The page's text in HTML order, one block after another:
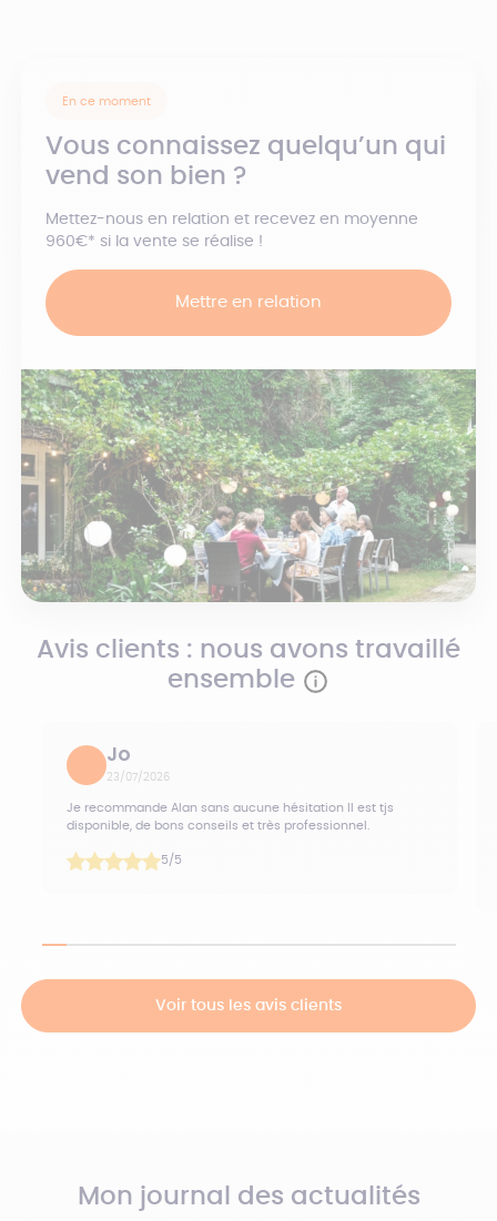
En ce moment
Vous connaissez quelqu’un qui
vend son bien ?
Mettez-nous en relation et recevez en moyenne
960€* si la vente se réalise !
Mettre en relation
Avis clients : nous avons travaillé
ensemble
Jo
23/07/2026
Je recommande Alan sans aucune hésitation Il est tjs
disponible, de bons conseils et très professionnel.
5/5
Voir tous les avis clients
Mon journal des actualités